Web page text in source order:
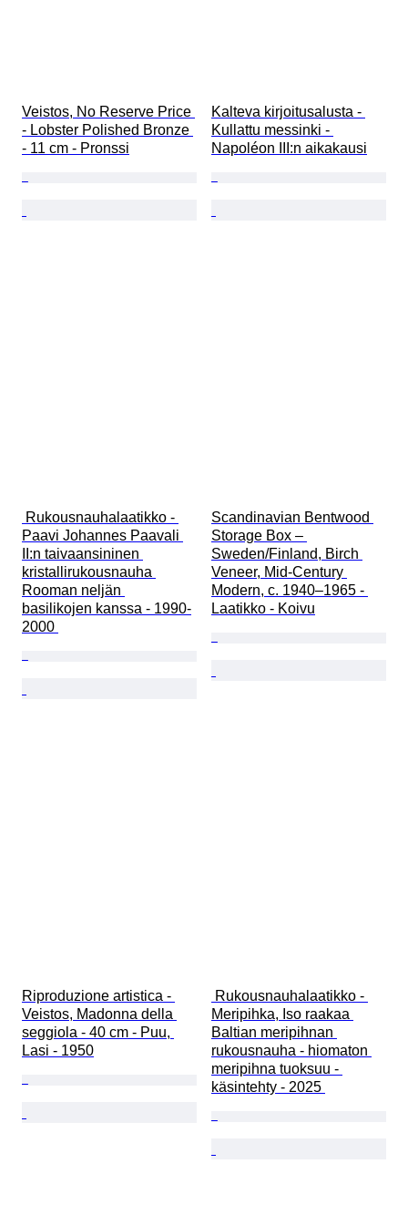
Veistos, No Reserve Price
- Lobster Polished Bronze
- 11 cm - Pronssi
Kalteva kirjoitusalusta -
Kullattu messinki -
Napoléon III:n aikakausi
Paavi Johannes Paavali
II:n taivaansininen
kristallirukousnauha
Rooman neljän
basilikojen kanssa - 1990-
2000
Scandinavian Bentwood
Storage Box –
Sweden/Finland, Birch
Veneer, Mid-Century
Modern, c. 1940–1965 -
Laatikko - Koivu
Riproduzione artistica -
Veistos, Madonna della
seggiola - 40 cm - Puu,
Lasi - 1950
Meripihka, Iso raakaa
Baltian meripihnan
rukousnauha - hiomaton
meripihna tuoksuu -
käsintehty - 2025